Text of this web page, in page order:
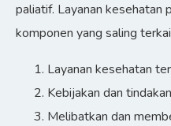
paliatif. Layanan kesehatan
komponen yang saling
Layanan kesehatan
Kebijakan dan
Melibatkan dan